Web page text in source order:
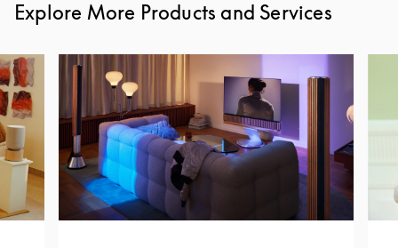
Explore More Products and Services